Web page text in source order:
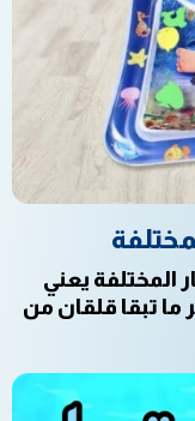
المختلفة يعني
تبقا قلقان من